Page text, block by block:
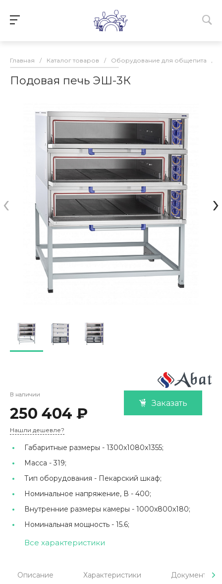
Главная / Каталог товаров / Оборудование для общепита /
Подовая печь ЭШ-3К
‹ ›
В наличии
250 404 ₽
Заказать
Нашли дешевле?
Габаритные размеры - 1300x1080x1355;
Масса - 319;
Тип оборудования - Пекарский шкаф;
Номинальное напряжение, В - 400;
Внутренние размеры камеры - 1000х800х180;
Номинальная мощность - 15.6;
Все характеристики
Описание Характеристики Документы